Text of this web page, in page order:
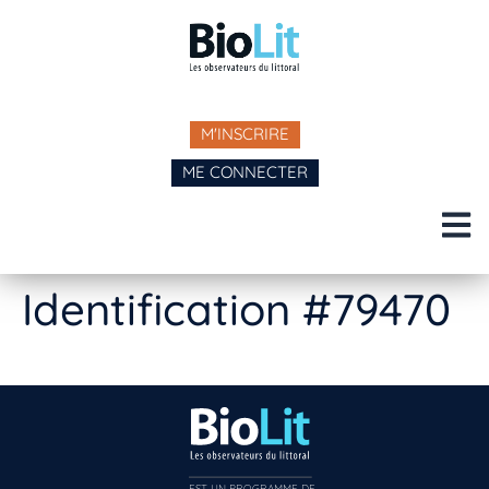
M'INSCRIRE
ME CONNECTER
Identification #79470